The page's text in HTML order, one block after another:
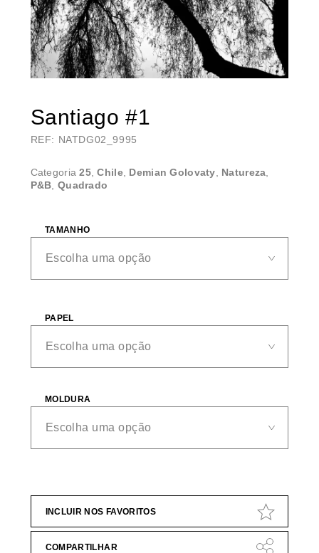
Santiago #1
REF: NATDG02_9995
Categoria25,Chile, Demian Golovaty Natureza
P&B Quadrado
TAMANHO
PAPEL
MOLDURA
INCLUIR NOS FAVORITOS
COMPARTILHAR